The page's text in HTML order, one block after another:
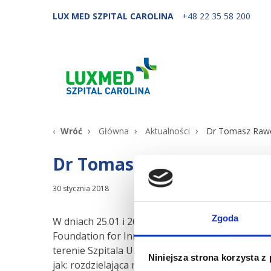
Zgoda
Niniejsza strona korzysta z
LUX MED SZPITAL CAROLINA +48 22 35 58 200
Wróć Główna Aktualności Dr Tomasz
Dr Tomasz Rawo na
30 stycznia 2018
W dniach 25.01 i 26.01 dr Tomasz Rawobrał
Foundation for Innovation and Trainig in
terenie Szpitala Uniwersyteckiego w Genewie.
jak: rozdzielająca martwica chrzęstno-kostna,